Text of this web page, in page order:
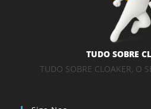
TUDO SOBRE
TUDO SOBRE CLOAKER, O